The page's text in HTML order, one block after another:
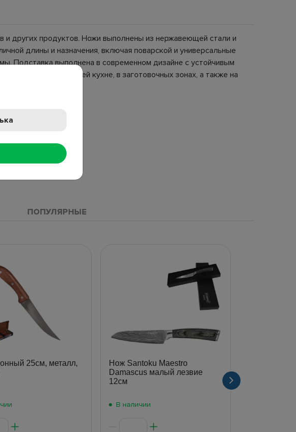
других продуктов. Ножи выполнены из нержавеющей стали и
длины и назначения, включая поварской и универсальные
Подставка выполнена в современном дизайне с устойчивым
на домашней кухне, в заготовочных зонах, а также на
ПОПУЛЯРНЫЕ
25см, металл,
Нож Santoku Maestro
Damascus малый лезвие
12см
В наличии